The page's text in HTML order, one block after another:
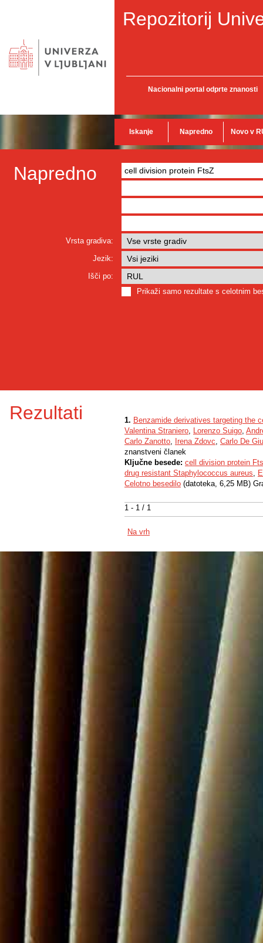
Repozitorij
Nacionalni portal odprte znanosti
Iskanje Napredno Novo v
Napredno
Vrsta gradiva:
Jezik:
Išči po:
Prikaži samo rezultate s celotnim
Rezultati
1 - 1 / 1
1. Benzamide derivatives targeting the
Valentina Straniero, Lorenzo Suigo,
Carlo Zanotto, Irena Zdovc, Carlo De
znanstveni članek
Ključne besede: cell division protein
drug resistant Staphylococcus aureus,
Celotno besedilo (datoteka, 6,25 MB)
Na vrh